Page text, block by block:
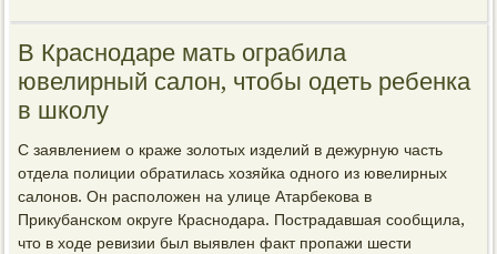
В Краснодаре мать ограбила
ювелирный салон, чтобы одеть ребенка
в школу
С заявлением о краже золотых изделий в дежурную часть
отдела полиции обратилась хозяйка одного из ювелирных
салонов. Он расположен на улице Атарбекова в
Прикубанском округе Краснодара. Пострадавшая сообщила,
что в ходе ревизии был выявлен факт пропажи шести